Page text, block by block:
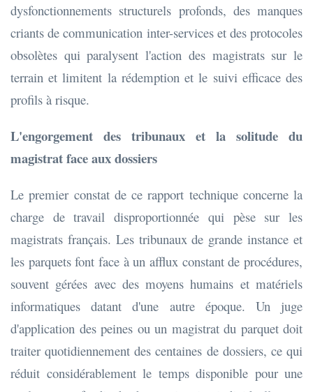
dysfonctionnements structurels profonds, des manques
criants de communication inter-services et des protocoles
obsolètes qui paralysent l'action des magistrats sur le
terrain et limitent la rédemption et le suivi efficace des
profils à risque.
L'engorgement des tribunaux et la solitude du
magistrat face aux dossiers
Le premier constat de ce rapport technique concerne la
charge de travail disproportionnée qui pèse sur les
magistrats français. Les tribunaux de grande instance et
les parquets font face à un afflux constant de procédures,
souvent gérées avec des moyens humains et matériels
informatiques datant d'une autre époque. Un juge
d'application des peines ou un magistrat du parquet doit
traiter quotidiennement des centaines de dossiers, ce qui
réduit considérablement le temps disponible pour une